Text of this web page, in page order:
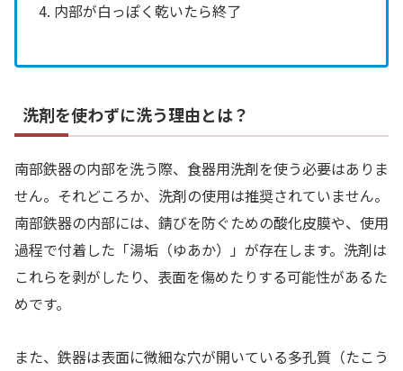
4. 内部が白っぽく乾いたら終了
洗剤を使わずに洗う理由とは？
南部鉄器の内部を洗う際、食器用洗剤を使う必要はありま
せん。それどころか、洗剤の使用は推奨されていません。
南部鉄器の内部には、錆びを防ぐための酸化皮膜や、使用
過程で付着した「湯垢（ゆあか）」が存在します。洗剤は
これらを剥がしたり、表面を傷めたりする可能性があるた
めです。
また、鉄器は表面に微細な穴が開いている多孔質（たこう